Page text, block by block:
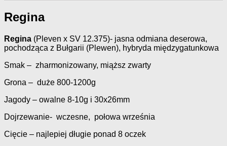
Regina
Regina (Pleven x SV 12.375)- jasna odmiana deserowa,
pochodząca z Bułgarii (Plewen), hybryda międzygatunkowa
Smak – zharmonizowany, miąższ zwarty
Grona – duże 800-1200g
Jagody – owalne 8-10g i 30x26mm
Dojrzewanie- wczesne, połowa września
Cięcie – najlepiej długie ponad 8 oczek